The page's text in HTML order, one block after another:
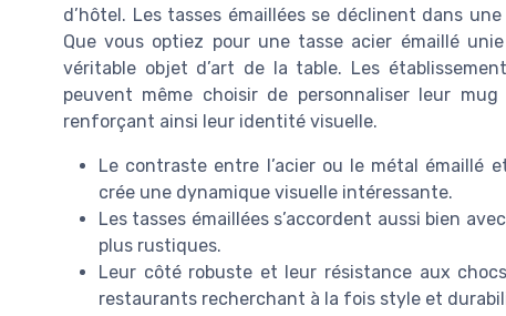
d’hôtel. Les tasses émaillées se déclinent dans
Que vous optiez pour une tasse acier émaillé
véritable objet d’art de la table. Les
peuvent même choisir de personnaliser leur
renforçant ainsi leur identité visuelle.
Le contraste entre l’acier ou le métal émaillé
crée une dynamique visuelle intéressante.
Les tasses émaillées s’accordent aussi bien
plus rustiques.
Leur côté robuste et leur résistance aux
restaurants recherchant à la fois style et